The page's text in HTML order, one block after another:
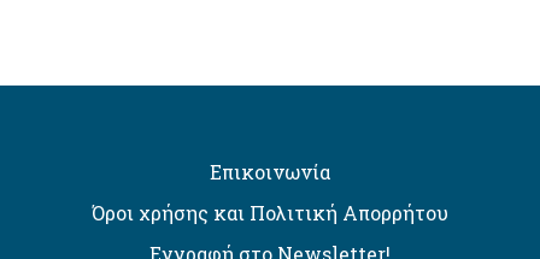
Επικοινωνία
Όροι χρήσης και Πολιτική Απορρήτου